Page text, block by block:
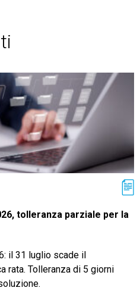
tolleranza parziale per la
il 31 luglio scade il
rata. Tolleranza di 5 giorni